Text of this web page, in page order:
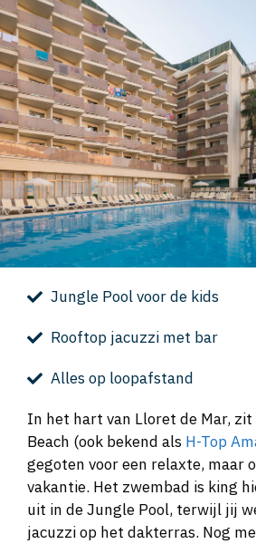
Jungle Pool voor de kids
Rooftop jacuzzi met bar
Alles op loopafstand
In het hart van Lloret de Mar, zit
Beach (ook bekend als H-Top
gegoten voor een relaxte, maar
vakantie. Het zwembad is king
uit in de Jungle Pool, terwijl jij
jacuzzi op het dakterras. Nog